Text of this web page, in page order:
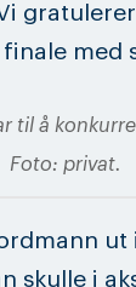
med
til å
Foto: privat.
skulle i